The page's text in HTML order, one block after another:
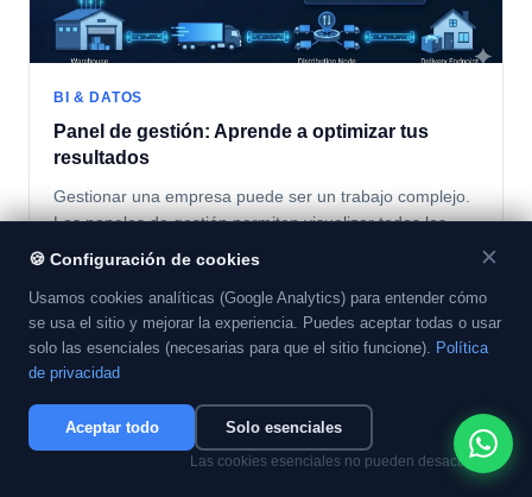
BI & DATOS
Panel de gestión: Aprende a optimizar tus
resultados
Gestionar una empresa puede ser un trabajo complejo.
Los paneles de gestión permiten visualizar todos los
procesos en modo 360° y tomar decisiones más
fundamentadas.
26 de octubre de 2021
🍪 Configuración de cookies ✕
Usamos cookies analíticas (Google Analytics) para entender cómo
se usa el sitio y mejorar la experiencia. Puedes aceptar todas o usar
solo las esenciales (necesarias para que el sitio funcione). Política
de privacidad
Aceptar todo Solo esenciales
Las cookies esenciales no pueden desactivarse.